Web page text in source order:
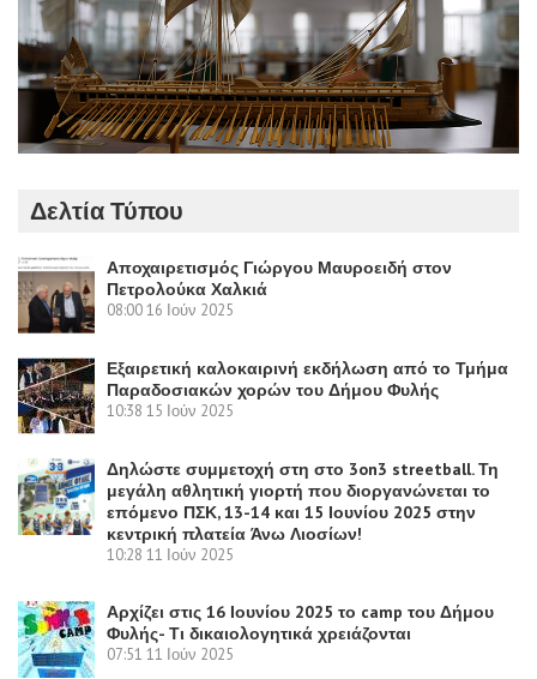
Δελτία Τύπου
Αποχαιρετισμός Γιώργου Μαυροειδή στον
Πετρολούκα Χαλκιά
08:0016 Ιούν 2025
Εξαιρετική καλοκαιρινή εκδήλωση από το Τμήμα
Παραδοσιακών χορών του Δήμου Φυλής
10:38 15 Ιούν 2025
Δηλώστε συμμετοχή στη στο 3on3 streetball. Τη
μεγάλη αθλητική γιορτή που διοργανώνεται το
επόμενο ΠΣΚ, 13-14 και 15 Ιουνίου 2025 στην
κεντρική πλατεία Άνω Λιοσίων!
10:28 11 Ιούν 2025
Αρχίζει στις 16 Ιουνίου 2025 το camp του Δήμου
Φυλής- Τι δικαιολογητικά χρειάζονται
07:51 11 Ιούν 2025